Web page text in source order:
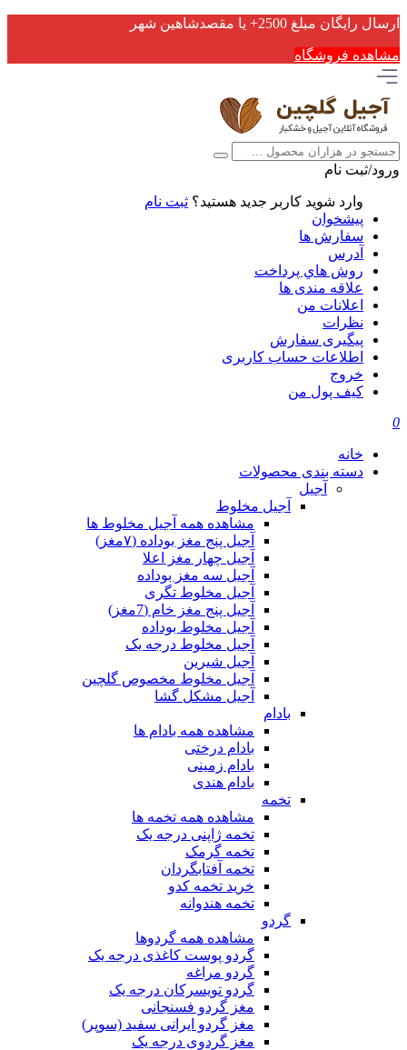
ارسال رایگان مبلغ 2500+ یا مقصدشاهین شهر
مشاهده فروشگاه
ورود/ثبت نام
وارد شوید کاربر جدید هستید؟ ثبت نام
پیشخوان
سفارش ها
آدرس
روش هاي پرداخت
علاقه مندی ها
اعلانات من
نظرات
پیگیری سفارش
اطلاعات حساب كاربری
خروج
کیف پول من
0
خانه
دسته بندی محصولات
آجیل
آجیل مخلوط
مشاهده همه آجیل مخلوط ها
آجیل پنج مغز بوداده (۷مغز)
آجیل چهار مغز اعلا
آجیل سه مغز بوداده
آجیل مخلوط تگری
آجیل پنج مغز خام (7مغز)
آجیل مخلوط بوداده
آجیل مخلوط درجه یک
آجیل شیرین
آجیل مخلوط مخصوص گلچین
آجیل مشکل گشا
بادام
مشاهده همه بادام ها
بادام درختی
بادام زمینی
بادام هندی
تخمه
مشاهده همه تخمه ها
تخمه ژاپنی درجه یک
تخمه گرمک
تخمه آفتابگردان
خرید تخمه کدو
تخمه هندوانه
گردو
مشاهده همه گردوها
گردو پوست کاغذی درجه یک
گردو مراغه
گردو تویسرکان درجه یک
مغز گردو فسنجانی
مغز گردو ایرانی سفید (سوپر)
مغز گردوی درجه یک